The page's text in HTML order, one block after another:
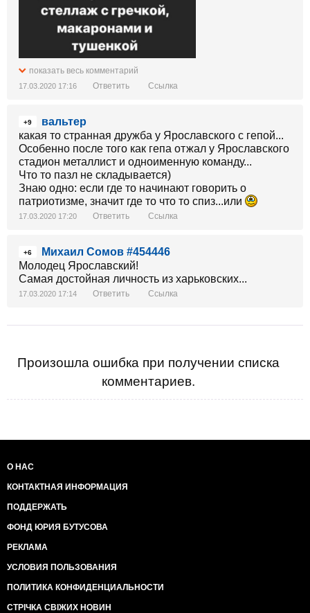
показать весь комментарий
17.03.2020 17:16 Ответить Ссылка
+9
вальтер
какая то странная дружба у Ярославского с гепой...
Особенно после того как гепа отжал у Ярославского
стадион металлист и одноименную команду...
Что то пазл не складывается)
Знаю одно: если где то начинают говорить о
патриотизме, значит где то что то спиз...или
17.03.2020 17:20 Ответить Ссылка
+6
Михаил Сомов #454446
Молодец Ярославский!
Самая достойная личность из харьковских...
17.03.2020 17:14 Ответить Ссылка
Произошла ошибка при получении списка
комментариев.
О НАС
КОНТАКТНАЯ ИНФОРМАЦИЯ
ПОДДЕРЖАТЬ
ФОНД ЮРИЯ БУТУСОВА
РЕКЛАМА
УСЛОВИЯ ПОЛЬЗОВАНИЯ
ПОЛИТИКА КОНФИДЕНЦИАЛЬНОСТИ
СТРІЧКА СВІЖИХ НОВИН